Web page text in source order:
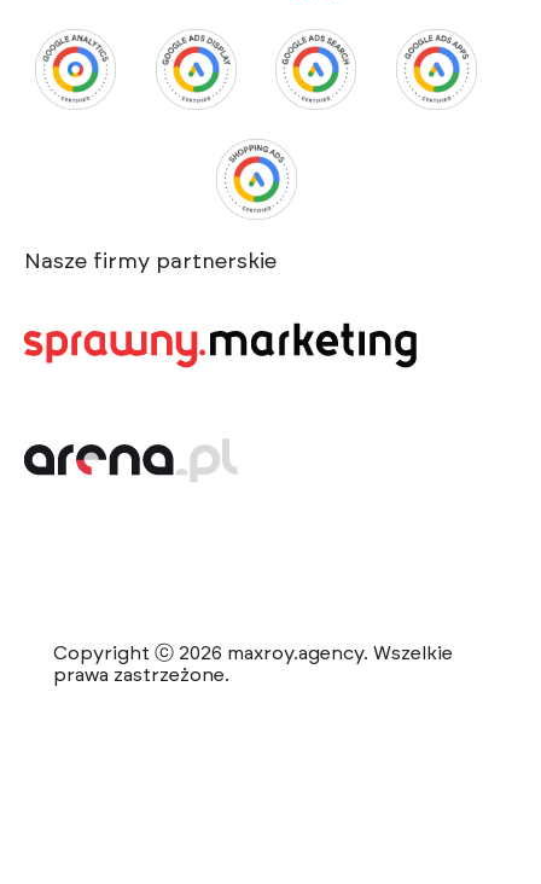
Nasze firmy partnerskie
Copyright ⓒ 2026 maxroy.agency. Wszelkie
prawa zastrzeżone.